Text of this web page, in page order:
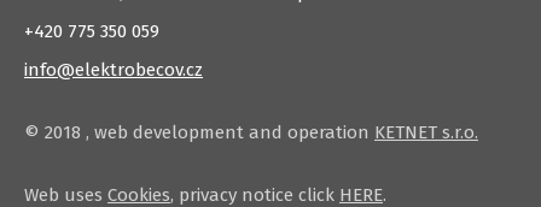
+420 775 350 059
info@elektrobecov.cz
© 2018 , web development and operation KETNET s.r.o.
Web uses Cookies, privacy notice click HERE.